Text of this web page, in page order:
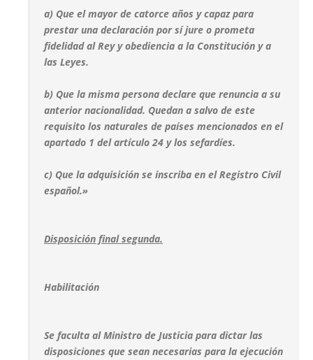
a) Que el mayor de catorce años y capaz para
prestar una declaración por sí jure o prometa
fidelidad al Rey y obediencia a la Constitución y a
las Leyes.
b) Que la misma persona declare que renuncia a su
anterior nacionalidad. Quedan a salvo de este
requisito los naturales de países mencionados en el
apartado 1 del artículo 24 y los sefardíes.
c) Que la adquisición se inscriba en el Registro Civil
español.»
Disposición final segunda.
Habilitación
Se faculta al Ministro de Justicia para dictar las
disposiciones que sean necesarias para la ejecución